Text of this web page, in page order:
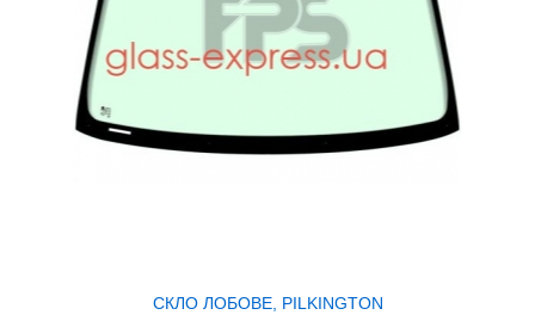
СКЛО ЛОБОВЕ, PILKINGTON